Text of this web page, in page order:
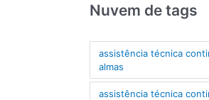
Nuvem de tags
assistência técnica
almas
assistência técnica